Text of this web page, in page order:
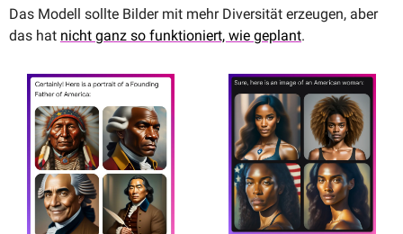
Das Modell sollte Bilder mit mehr Diversität erzeugen, aber
das hat nicht ganz so funktioniert, wie geplant.